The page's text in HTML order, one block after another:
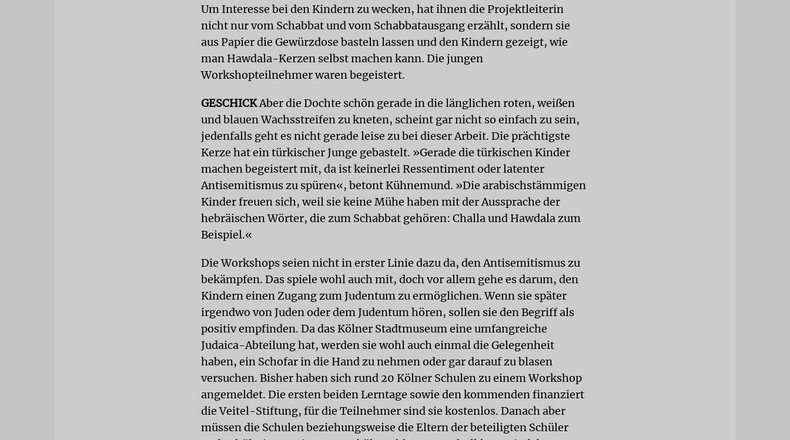
Um Interesse bei den Kindern zu wecken, hat ihnen die Projektleiterin
nicht nur vom Schabbat und vom Schabbatausgang erzählt, sondern sie
aus Papier die Gewürzdose basteln lassen und den Kindern gezeigt, wie
man Hawdala-Kerzen selbst machen kann. Die jungen
Workshopteilnehmer waren begeistert.
GESCHICKAber die Dochte schön gerade in die länglichen roten, weißen
und blauen Wachsstreifen zu kneten, scheint gar nicht so einfach zu sein,
jedenfalls geht es nicht gerade leise zu bei dieser Arbeit. Die prächtigste
Kerze hat ein türkischer Junge gebastelt. »Gerade die türkischen Kinder
machen begeistert mit, da ist keinerlei Ressentiment oder latenter
Antisemitismus zu spüren«, betont Kühnemund. »Die arabischstämmigen
Kinder freuen sich, weil sie keine Mühe haben mit der Aussprache der
hebräischen Wörter, die zum Schabbat gehören: Challa und Hawdala zum
Beispiel.«
Die Workshops seien nicht in erster Linie dazu da, den Antisemitismus zu
bekämpfen. Das spiele wohl auch mit, doch vor allem gehe es darum, den
Kindern einen Zugang zum Judentum zu ermöglichen. Wenn sie später
irgendwo von Juden oder dem Judentum hören, sollen sie den Begriff als
positiv empfinden. Da das Kölner Stadtmuseum eine umfangreiche
Judaica-Abteilung hat, werden sie wohl auch einmal die Gelegenheit
haben, ein Schofar in die Hand zu nehmen oder gar darauf zu blasen
versuchen. Bisher haben sich rund 20 Kölner Schulen zu einem Workshop
angemeldet. Die ersten beiden Lerntage sowie den kommenden finanziert
die Veitel-Stiftung, für die Teilnehmer sind sie kostenlos. Danach aber
müssen die Schulen beziehungsweise die Eltern der beteiligten Schüler